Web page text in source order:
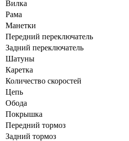
Вилка
Рама
Манетки
Передний переключатель
Задний переключатель
Шатуны
Каретка
Количество скоростей
Цепь
Обода
Покрышка
Передний тормоз
Задний тормоз